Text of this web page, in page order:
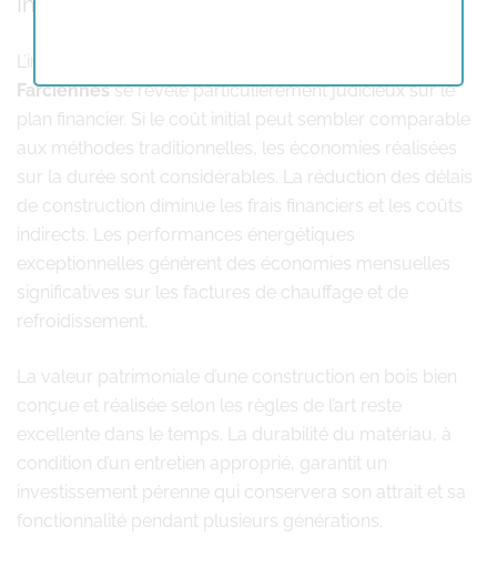
L’investissement dans une
Farciennesse révèle particulièrement judicieux sur le
plan financier. Si le coût initial peut sembler comparable
aux méthodes traditionnelles, les économies réalisées
sur la durée sont considérables. La réduction des délais
de construction diminue les frais financiers et les coûts
indirects. Les performances énergétiques
exceptionnelles génèrent des économies mensuelles
significatives sur les factures de chauffage et de
refroidissement.
La valeur patrimoniale d’une construction en bois bien
conçue et réalisée selon les règles de l’art reste
excellente dans le temps. La durabilité du matériau, à
condition d’un entretien approprié, garantit un
investissement pérenne qui conservera son attrait et sa
fonctionnalité pendant plusieurs générations.